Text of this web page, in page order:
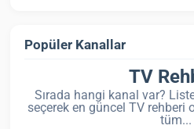
Popüler Kanallar
TV
Sırada hangi kanal var?
seçerek en güncel TV
tüm...